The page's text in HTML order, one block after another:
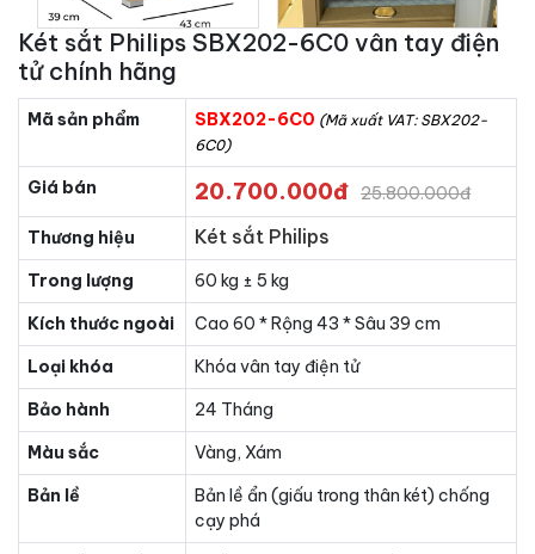
Két sắt Philips SBX202-6C0 vân tay điện
tử chính hãng
Mã sản phẩm SBX202-6C0 (Mã xuất VAT: SBX202-
6C0)
Giá bán 20.700.000đ 25.800.000đ
Thương hiệu Két sắt Philips
Trong lượng
60 kg ± 5 kg
Kích thước ngoài
Cao 60 * Rộng 43 * Sâu 39 cm
Loại khóa
Khóa vân tay điện tử
Bảo hành
24 Tháng
Màu sắc
Vàng, Xám
Bản lề
Bản lề ẩn (giấu trong thân két) chống
cạy phá